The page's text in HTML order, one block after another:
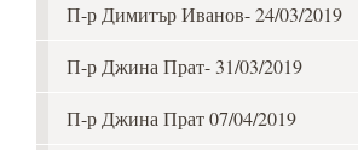
П-р Димитър Иванов- 24/03/2019
П-р Джина Прат- 31/03/2019
П-р Джина Прат 07/04/2019